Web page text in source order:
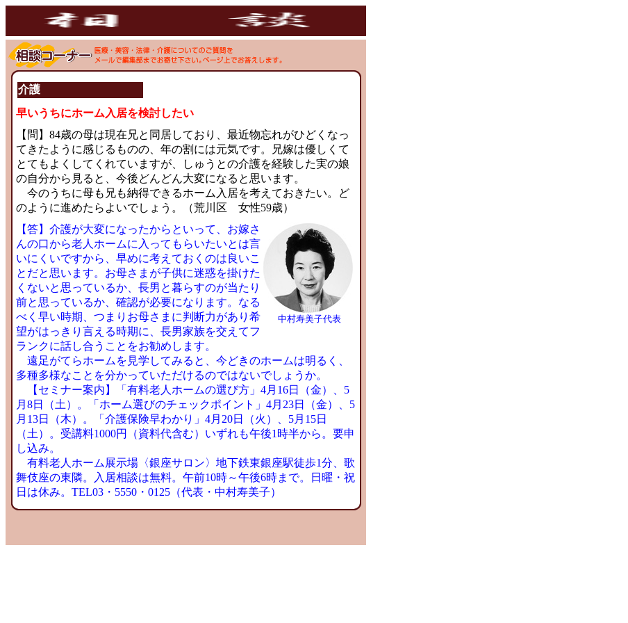
介護
早いうちにホーム入居を検討したい
【問】84歳の母は現在兄と同居しており、最近物忘れがひどくなっ
てきたように感じるものの、年の割には元気です。兄嫁は優しくて
とてもよくしてくれていますが、しゅうとの介護を経験した実の娘
の自分から見ると、今後どんどん大変になると思います。
今のうちに母も兄も納得できるホーム入居を考えておきたい。ど
のように進めたらよいでしょう。（荒川区 女性59歳）
中村寿美子代表
【答】介護が大変になったからといって、お嫁さ
んの口から老人ホームに入ってもらいたいとは言
いにくいですから、早めに考えておくのは良いこ
とだと思います。お母さまが子供に迷惑を掛けた
くないと思っているか、長男と暮らすのが当たり
前と思っているか、確認が必要になります。なる
べく早い時期、つまりお母さまに判断力があり希
望がはっきり言える時期に、長男家族を交えてフ
ランクに話し合うことをお勧めします。
遠足がてらホームを見学してみると、今どきのホームは明るく、
多種多様なことを分かっていただけるのではないでしょうか。
【セミナー案内】「有料老人ホームの選び方」4月16日（金）、5
月8日（土）。「ホーム選びのチェックポイント」4月23日（金）、5
月13日（木）。「介護保険早わかり」4月20日（火）、5月15日
（土）。受講料1000円（資料代含む）いずれも午後1時半から。要申
し込み。
有料老人ホーム展示場〈銀座サロン〉地下鉄東銀座駅徒歩1分、歌
舞伎座の東隣。入居相談は無料。午前10時～午後6時まで。日曜・祝
日は休み。TEL03・5550・0125（代表・中村寿美子）